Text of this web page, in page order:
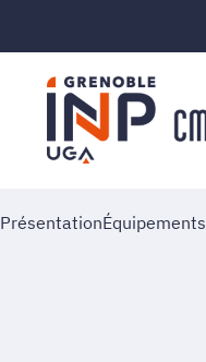
PrésentationÉquipements